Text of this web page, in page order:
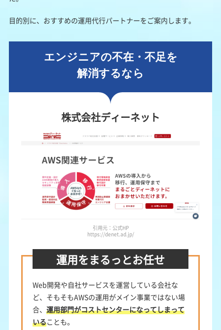
目的別に、おすすめの運用代行パートナーをご案内します。
エンジニアの不在・不足を
解消するなら
株式会社ディーネット
引用元：公式HP
https://denet.ad.jp/
運用をまるっとお任せ
Web開発や自社サービスを運営している会社な
ど、そもそもAWSの運用がメイン事業ではない場
合、 運用部門がコストセンターになってしまって
いることも。